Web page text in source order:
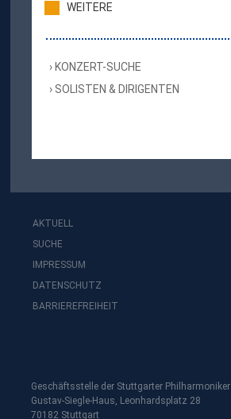
WEITERE
KONZERT-SUCHE
SOLISTEN & DIRIGENTEN
AKTUELL
SUCHE
IMPRESSUM
DATENSCHUTZ
BARRIEREFREIHEIT
Geschäftsstelle der Stuttgarter Philharmoniker
Gustav-Siegle-Haus, Leonhardsplatz 28
70182 Stuttgart